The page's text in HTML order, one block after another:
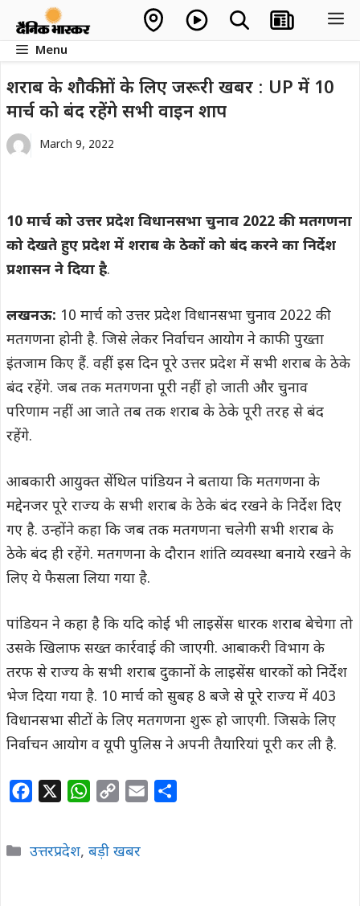
contentMenu
शराब के शौकीनों के लिए जरूरी खबर : UP में 10
मार्च को बंद रहेंगे सभी वाइन शाप
March 9, 2022
10 मार्च को उत्तर प्रदेश विधानसभा चुनाव 2022 की मतगणना
को देखते हुए प्रदेश में शराब के ठेकों को बंद करने का निर्देश
प्रशासन ने दिया है.
लखनऊ: 10 मार्च को उत्तर प्रदेश विधानसभा चुनाव 2022 की
मतगणना होनी है. जिसे लेकर निर्वाचन आयोग ने काफी पुख्ता
इंतजाम किए हैं. वहीं इस दिन पूरे उत्तर प्रदेश में सभी शराब के ठेके
बंद रहेंगे. जब तक मतगणना पूरी नहीं हो जाती और चुनाव
परिणाम नहीं आ जाते तब तक शराब के ठेके पूरी तरह से बंद
रहेंगे.
आबकारी आयुक्त सेंथिल पांडियन ने बताया कि मतगणना के
मद्देनजर पूरे राज्य के सभी शराब के ठेके बंद रखने के निर्देश दिए
गए है. उन्होंने कहा कि जब तक मतगणना चलेगी सभी शराब के
ठेके बंद ही रहेंगे. मतगणना के दौरान शांति व्यवस्था बनाये रखने के
लिए ये फैसला लिया गया है.
पांडियन ने कहा है कि यदि कोई भी लाइसेंस धारक शराब बेचेगा तो
उसके खिलाफ सख्त कार्रवाई की जाएगी. आबाकरी विभाग के
तरफ से राज्य के सभी शराब दुकानों के लाइसेंस धारकों को निर्देश
भेज दिया गया है. 10 मार्च को सुबह 8 बजे से पूरे राज्य में 403
विधानसभा सीटों के लिए मतगणना शुरू हो जाएगी. जिसके लिए
निर्वाचन आयोग व यूपी पुलिस ने अपनी तैयारियां पूरी कर ली है.
e
W
t
y
Categories
उत्तरप्रदेश, बड़ी खबर